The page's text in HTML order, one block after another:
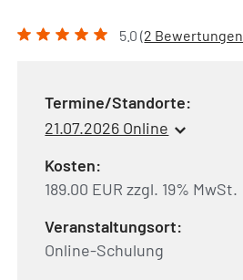
5.0 (2 Bewertungen
Termine/Standorte:
21.07.2026 Online
Kosten:
189.00 EUR zzgl. 19% MwSt.
Veranstaltungsort:
Online-Schulung